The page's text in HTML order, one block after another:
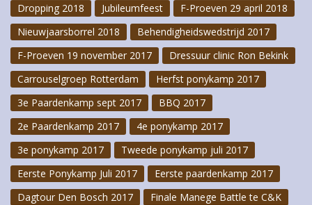
Dropping 2018
Jubileumfeest
F-Proeven 29 april 2018
Nieuwjaarsborrel 2018
Behendigheidswedstrijd 2017
F-Proeven 19 november 2017
Dressuur clinic Ron Bekink
Carrouselgroep Rotterdam
Herfst ponykamp 2017
3e Paardenkamp sept 2017
BBQ 2017
2e Paardenkamp 2017
4e ponykamp 2017
3e ponykamp 2017
Tweede ponykamp juli 2017
Eerste Ponykamp Juli 2017
Eerste paardenkamp 2017
Dagtour Den Bosch 2017
Finale Manege Battle te C&K